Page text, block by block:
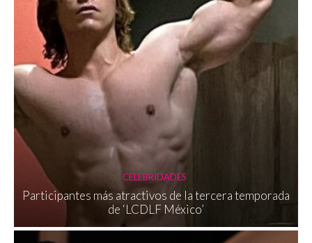
CELEBRIDADES
Participantes más atractivos de la tercera temporada
de ‘LCDLF México’